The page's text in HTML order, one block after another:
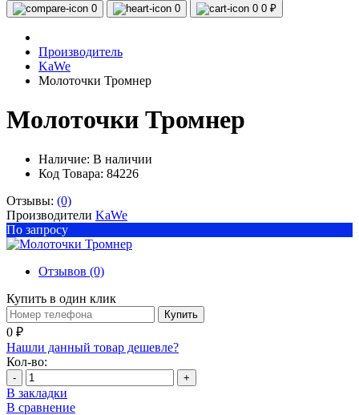
0 0 0 0 ₽
Производитель
KaWe
Молоточки Тромнер
Молоточки Тромнер
Наличие: В наличии
Код Товара: 84226
Отзывы: (0)
Производители KaWe
По запросу
Отзывов (0)
Купить в один клик
Купить
0 ₽
Нашли данный товар дешевле?
Кол-во:
- +
В закладки
В сравнение